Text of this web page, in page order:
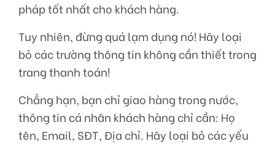
pháp tốt nhất cho khách hàng.
Tuy nhiên, đừng quá lạm dụng nó! Hãy loại
bỏ các trường thông tin không cần thiết trong
trang thanh toán!
Chẳng hạn, bạn chỉ giao hàng trong nước,
thông tin cá nhân khách hàng chỉ cần: Họ
tên, Email, SĐT, Địa chỉ. Hãy loại bỏ các yếu